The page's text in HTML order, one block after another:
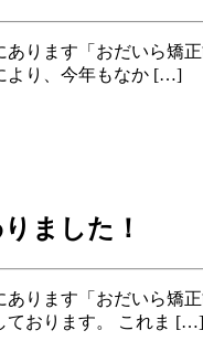
ります「おだいら矯
より、今年もなか […]
ました！
ります「おだいら矯
ております。 これま […]